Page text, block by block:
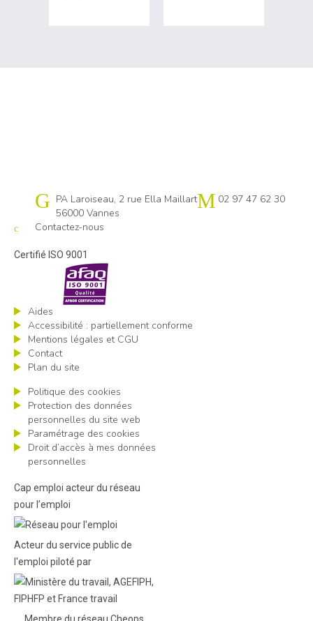
Cap emploi 56
PA Laroiseau, 2 rue Ella Maillart
56000 Vannes
02 97 47 62 30
Contactez-nous
Certifié ISO 9001
Aides
Accessibilité : partiellement conforme
Mentions légales et CGU
Contact
Plan du site
Politique des cookies
Protection des données
personnelles du site web
Paramétrage des cookies
Droit d’accès à mes données
personnelles
Cap emploi acteur du réseau
pour l’emploi
Acteur du service public de
l'emploi piloté par